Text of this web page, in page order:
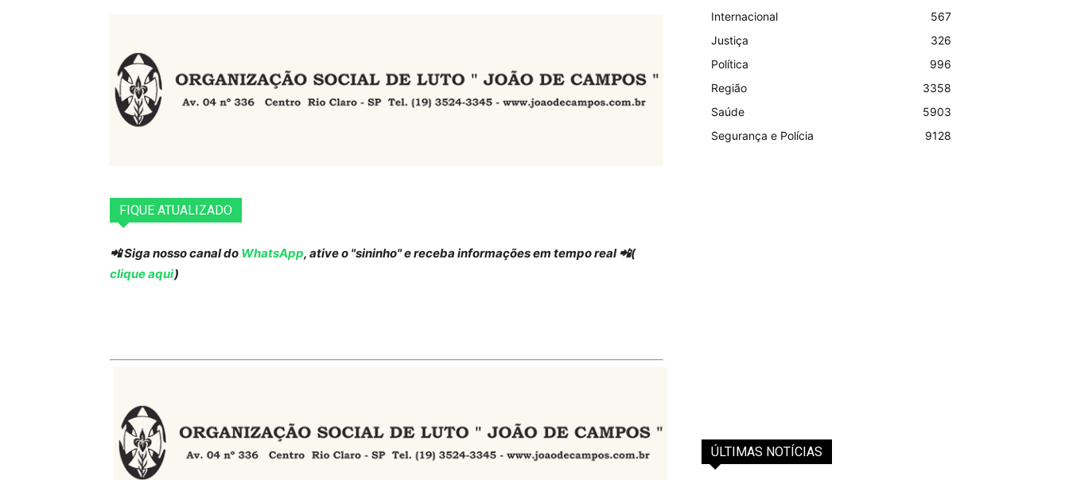
FIQUE ATUALIZADO
📲 Siga nosso canal do WhatsApp, ative o "sininho" e receba informações em tempo real 📲(
clique aqui)
Internacional
567
Justiça
326
Política
996
Região
3358
Saúde
5903
Segurança e Polícia
9128
ÚLTIMAS NOTÍCIAS